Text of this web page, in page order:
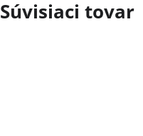
Súvisiaci tovar